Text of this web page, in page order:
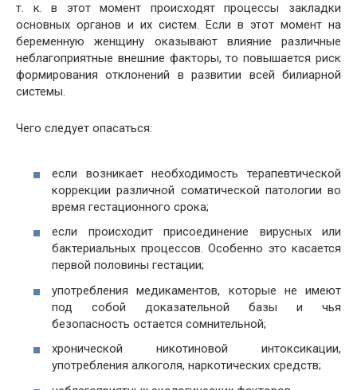
т. к. в этот момент происходят процессы закладки
основных органов и их систем. Если в этот момент на
беременную женщину оказывают влияние различные
неблагоприятные внешние факторы, то повышается риск
формирования отклонений в развитии всей билиарной
системы.
Чего следует опасаться:
если возникает необходимость терапевтической
коррекции различной соматической патологии во
время гестационного срока;
если происходит присоединение вирусных или
бактериальных процессов. Особенно это касается
первой половины гестации;
употребления медикаментов, которые не имеют
под собой доказательной базы и чья
безопасность остается сомнительной;
хронической никотиновой интоксикации,
употребления алкоголя, наркотических средств;